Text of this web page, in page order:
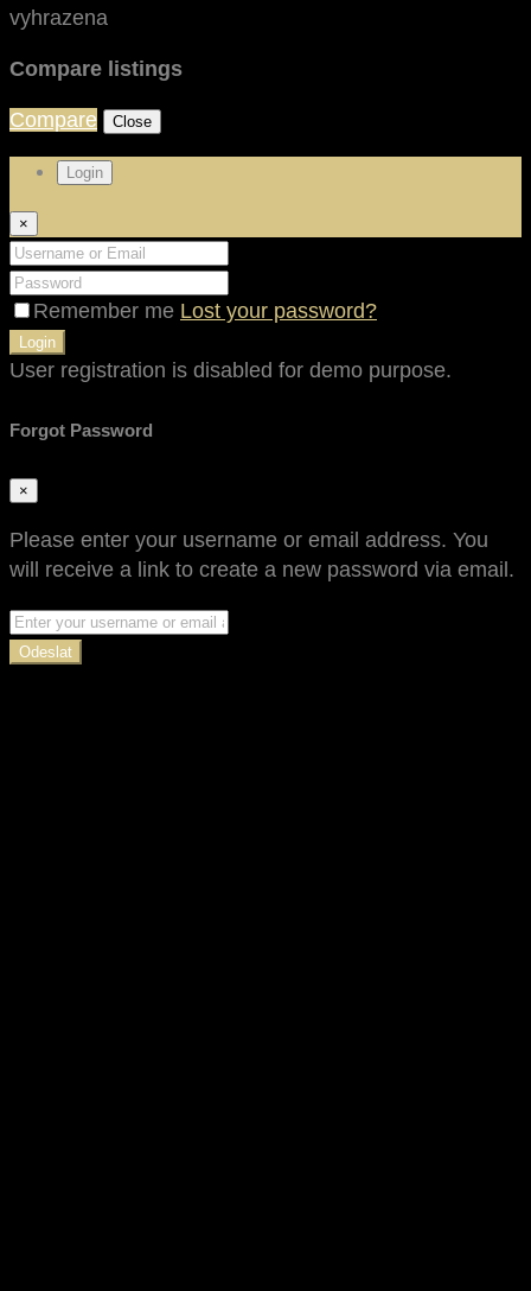
vyhrazena
Compare listings
Compare Close
Login
×
Remember me Lost your password?
Login
User registration is disabled for demo purpose.
Forgot Password
×
Please enter your username or email address. You
will receive a link to create a new password via email.
Odeslat